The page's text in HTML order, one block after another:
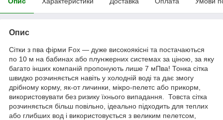
Опис
Сітки з пва фірми Fox — дуже високоякісні та постачаються
по 10 м на бабинах або плунжерних системах за ціною, за яку
багато інших компаній пропонують лише 7 мПва! Тонка сітка
швидко розчиняється навіть у холодній воді та дає змогу
дрібному корму, як-от личинки, мікро-пелетс або прикорм,
використовувати без ризику їхнього випадання. Товста сітка
розчиняється більш повільно, ідеально підходить для теплих
або глибших вод і використовується з великим пелетсом,